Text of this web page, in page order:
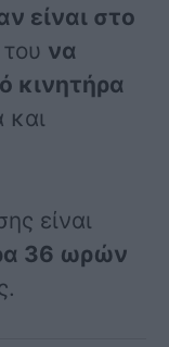
είναι στο
του να
κινητήρα
και
είναι
36 ωρών